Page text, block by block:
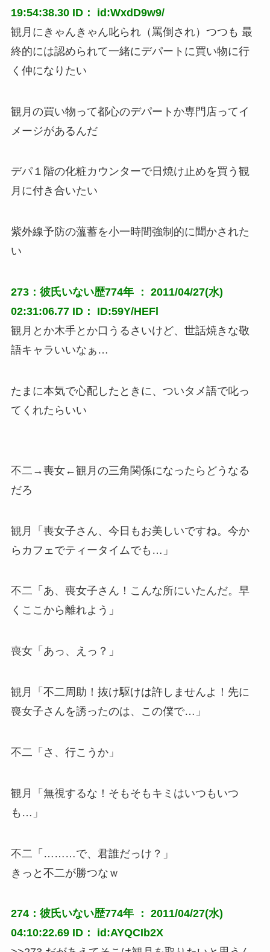
19:54:38.30 ID： id:WxdD9w9/
観月にきゃんきゃん叱られ（罵倒され）つつも 最
終的には認められて一緒にデパートに買い物に行
く仲になりたい
観月の買い物って都心のデパートか専門店ってイ
メージがあるんだ
デパ１階の化粧カウンターで日焼け止めを買う観
月に付き合いたい
紫外線予防の薀蓄を小一時間強制的に聞かされた
い
273：彼氏いない歴774年 ： 2011/04/27(水)
02:31:06.77 ID： ID:59Y/HEFl
観月とか木手とか口うるさいけど、世話焼きな敬
語キャラいいなぁ…
たまに本気で心配したときに、ついタメ語で叱っ
てくれたらいい
不二→喪女←観月の三角関係になったらどうなる
だろ
観月「喪女子さん、今日もお美しいですね。今か
らカフェでティータイムでも…」
不二「あ、喪女子さん！こんな所にいたんだ。早
くここから離れよう」
喪女「あっ、えっ？」
観月「不二周助！抜け駆けは許しませんよ！先に
喪女子さんを誘ったのは、この僕で…」
不二「さ、行こうか」
観月「無視するな！そもそもキミはいつもいつ
も…」
不二「………で、君誰だっけ？」
きっと不二が勝つなｗ
274：彼氏いない歴774年 ： 2011/04/27(水)
04:10:22.69 ID： id:AYQCIb2X